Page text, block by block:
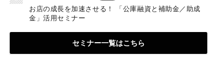
お店の成長を加速させる！ 「公庫融資と補助金／助成
金」活用セミナー
セミナー一覧はこちら